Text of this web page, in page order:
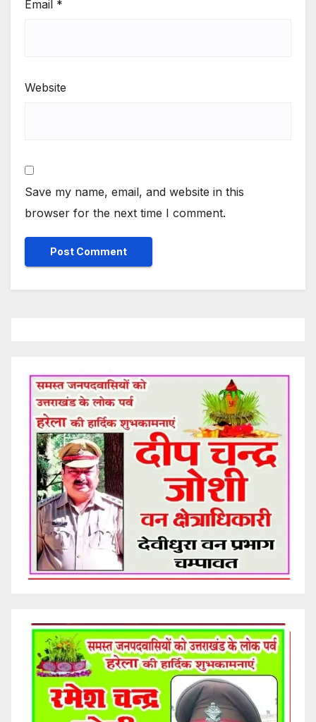
Email *
Website
Save my name, email, and website in this
browser for the next time I comment.